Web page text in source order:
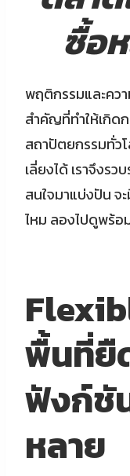
ซื้อ
พฤติกรรมและคว
สำคัญที่ทำให้เกิด
สถาปัตยกรรมทั่ว
เลี่ยงได้ เราจึงร
สนใจมาแบ่งปัน จ
ไหม ลองไปดูพร้อ
พื้นที่ยื
ฟังก์ชั
หลาย